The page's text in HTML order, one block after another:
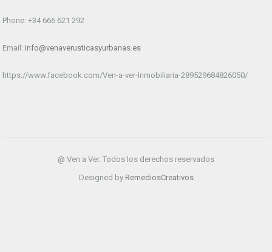
Phone: +34 666 621 292
Email: info@venaverusticasyurbanas.es
https://www.facebook.com/Ven-a-ver-Inmobiliaria-289529684826050/
@ Ven a Ver. Todos los derechos reservados
Designed by RemediosCreativos